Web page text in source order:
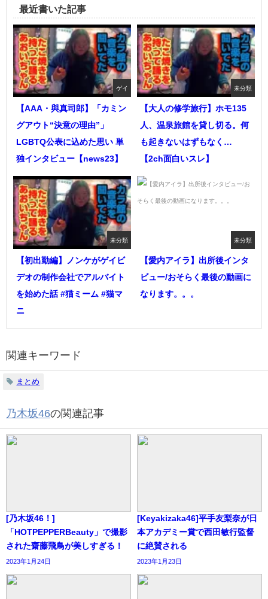
最近書いた記事
ゲイ
【AAA・與真司郎】「カミン
グアウト“決意の理由”」
LGBTQ公表に込めた思い 単
独インタビュー【news23】
未分類
【大人の修学旅行】ホモ135
人、温泉旅館を貸し切る。何
も起きないはずもなく…
【2ch面白いスレ】
未分類
【初出勤編】ノンケがゲイビ
デオの制作会社でアルバイト
を始めた話 #猫ミーム #猫マ
ニ
未分類
【愛内アイラ】出所後インタ
ビュー/おそらく最後の動画に
なります。。。
関連キーワード
まとめ
乃木坂46の関連記事
[乃木坂46！]
「HOTPEPPERBeauty」で撮影
された齋藤飛鳥が美しすぎる！
2023年1月24日
[Keyakizaka46]平手友梨奈が日
本アカデミー賞で西田敏行監督
に絶賛される
2023年1月23日